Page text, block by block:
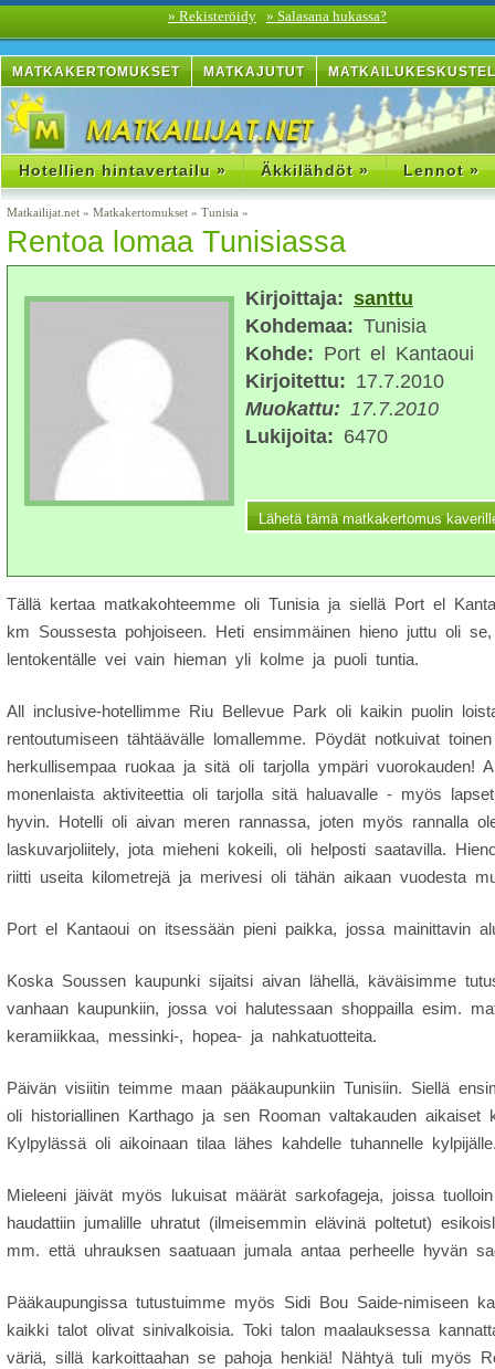
» Rekisteröidy » Salasana hukassa?
MATKAKERTOMUKSET MATKAJUTUT
Hotellien hintavertailu » Äkkilähdöt » Lennot »
Matkailijat.net » Matkakertomukset » Tunisia »
Rentoa lomaa Tunisiassa
Kirjoittaja: santtu
Kohdemaa: Tunisia
Kohde: Port el Kantaoui
Kirjoitettu: 17.7.2010
Muokattu: 17.7.2010
Lukijoita: 6470
Tällä kertaa matkakohteemme oli Tunisia ja siellä Port el
km Soussesta pohjoiseen. Heti ensimmäinen hieno juttu oli
lentokentälle vei vain hieman yli kolme ja puoli tuntia.
All inclusive-hotellimme Riu Bellevue Park oli kaikin puolin
rentoutumiseen tähtäävälle lomallemme. Pöydät notkuivat
herkullisempaa ruokaa ja sitä oli tarjolla ympäri vuorokauden!
monenlaista aktiviteettia oli tarjolla sitä haluavalle - myös
hyvin. Hotelli oli aivan meren rannassa, joten myös rannalla
laskuvarjoliitely, jota mieheni kokeili, oli helposti saatavilla.
riitti useita kilometrejä ja merivesi oli tähän aikaan vuodesta
Port el Kantaoui on itsessään pieni paikka, jossa mainittavin
Koska Soussen kaupunki sijaitsi aivan lähellä, käväisimme
vanhaan kaupunkiin, jossa voi halutessaan shoppailla esim.
keramiikkaa, messinki-, hopea- ja nahkatuotteita.
Päivän visiitin teimme maan pääkaupunkiin Tunisiin. Siellä
oli historiallinen Karthago ja sen Rooman valtakauden aikaiset
Kylpylässä oli aikoinaan tilaa lähes kahdelle tuhannelle
Mieleeni jäivät myös lukuisat määrät sarkofageja, joissa
haudattiin jumalille uhratut (ilmeisemmin elävinä poltetut)
mm. että uhrauksen saatuaan jumala antaa perheelle hyvän
Pääkaupungissa tutustuimme myös Sidi Bou Saide-nimiseen
kaikki talot olivat sinivalkoisia. Toki talon maalauksessa
väriä, sillä karkoittaahan se pahoja henkiä! Nähtyä tuli myös